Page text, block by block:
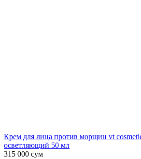
Крем для лица против морщин vt
осветляющий 50 мл
315 000 сум